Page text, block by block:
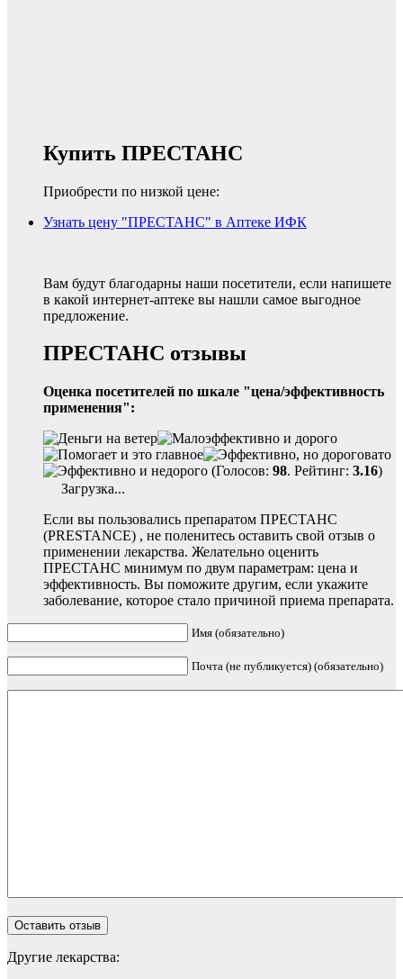
Купить ПРЕСТАНС
Приобрести по низкой цене:
Узнать цену "ПРЕСТАНС" в Аптеке ИФК
Вам будут благодарны наши посетители, если напишете
в какой интернет-аптеке вы нашли самое выгодное
предложение.
ПРЕСТАНС отзывы
Оценка посетителей по шкале "цена/эффективность
применения":
(Голосов: 98. Рейтинг: 3.16)
Загрузка...
Если вы пользовались препаратом ПРЕСТАНС
(PRESTANCE) , не поленитесь оставить свой отзыв о
применении лекарства. Желательно оценить
ПРЕСТАНС минимум по двум параметрам: цена и
эффективность. Вы поможите другим, если укажите
заболевание, которое стало причиной приема препарата.
Имя (обязательно)
Почта (не публикуется) (обязательно)
Другие лекарства: